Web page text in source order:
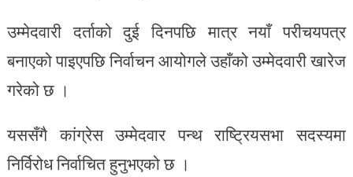
उम्मेदवारी दर्ताको दुई दिनपछि मात्र नयाँ परीचयपत्र
बनाएको पाइएपछि निर्वाचन आयोगले उहाँको उम्मेदवारी खारेज
गरेको छ ।
यससँगै कांग्रेस उम्मेदवार पन्थ राष्ट्रियसभा सदस्यमा
निर्विरोध निर्वाचित हुनुभएको छ ।